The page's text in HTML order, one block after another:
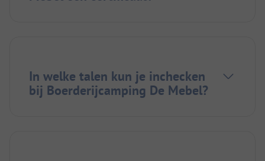
In welke talen kun je inchecken
bij Boerderijcamping De Mebel?